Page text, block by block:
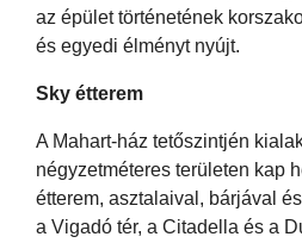
az épület történetének
és egyedi élményt nyújt.
Sky étterem
A Mahart-ház tetőszintjén
négyzetméteres területen kap
étterem, asztalaival, bárjával
a Vigadó tér, a Citadella és a